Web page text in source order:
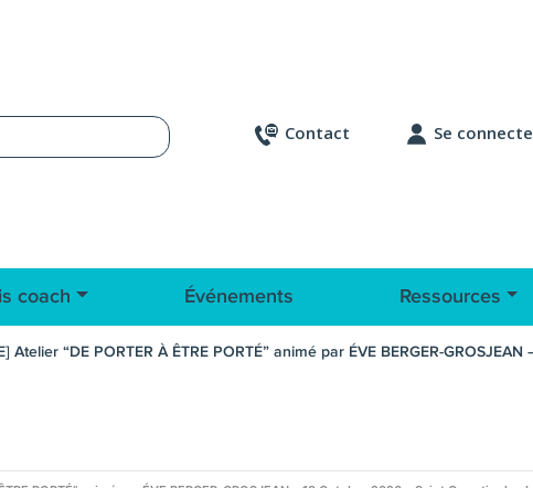
Contact Se
coach Événements Ressources
Atelier “DE PORTER À ÊTRE PORTÉ” animé par ÉVE BERGER-